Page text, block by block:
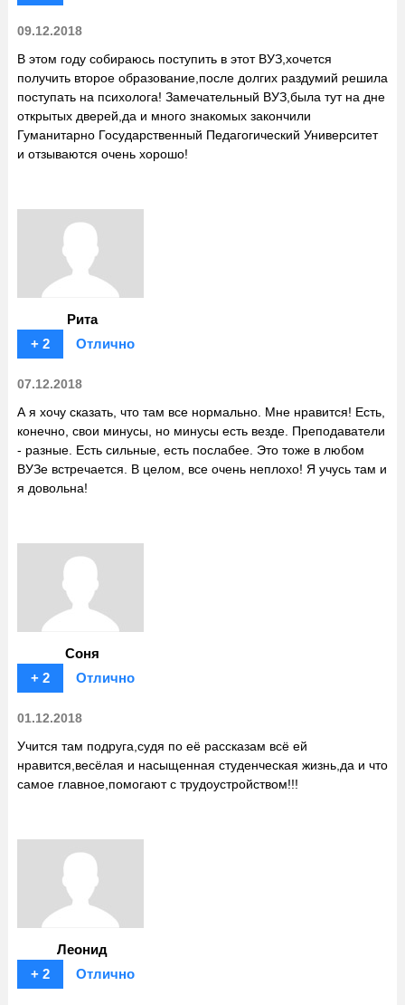
09.12.2018
В этом году собираюсь поступить в этот ВУЗ,хочется
получить второе образование,после долгих раздумий решила
поступать на психолога! Замечательный ВУЗ,была тут на дне
открытых дверей,да и много знакомых закончили
Гуманитарно Государственный Педагогический Университет
и отзываются очень хорошо!
Рита
+ 2
Отлично
07.12.2018
А я хочу сказать, что там все нормально. Мне нравится! Есть,
конечно, свои минусы, но минусы есть везде. Преподаватели
- разные. Есть сильные, есть послабее. Это тоже в любом
ВУЗе встречается. В целом, все очень неплохо! Я учусь там и
я довольна!
Соня
+ 2
Отлично
01.12.2018
Учится там подруга,судя по её рассказам всё ей
нравится,весёлая и насыщенная студенческая жизнь,да и что
самое главное,помогают с трудоустройством!!!
Леонид
+ 2
Отлично